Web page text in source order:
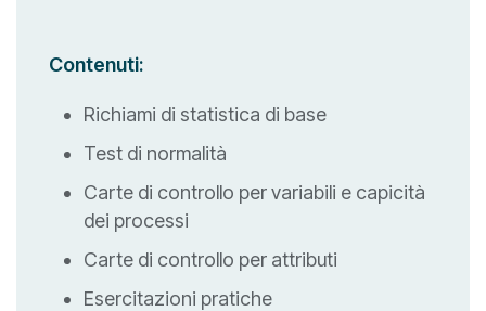
Contenuti:
Richiami di statistica di base
Test di normalità
Carte di controllo per variabili e capicità
dei processi
Carte di controllo per attributi
Esercitazioni pratiche